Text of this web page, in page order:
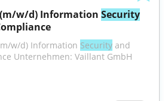
w/d) Information Security
w/d) Information Security and
Unternehmen: Vaillant GmbH